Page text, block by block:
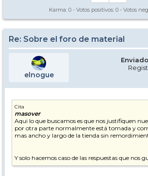
Karma: 0 - Votos positivos: 0 - Votos
Re: Sobre el foro de material
elnogue
Cita
masover
Aqui lo que buscamos es que nos justifiquen
por otra parte normalmente está tomada y
mas ancho y largo de la tienda sin
Y solo hacemos caso de las respuestas que nos